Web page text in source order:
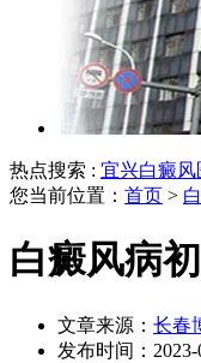
热点搜索 : 宜兴白癜风
您当前位置： 首页 >
白癜风病
文章来源： 长春
发布时间：2023-